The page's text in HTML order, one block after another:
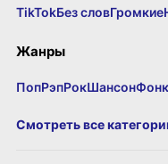
TikTokБез словГромкие
Жанры
ПопРэпРокШансонФонк
Смотреть все